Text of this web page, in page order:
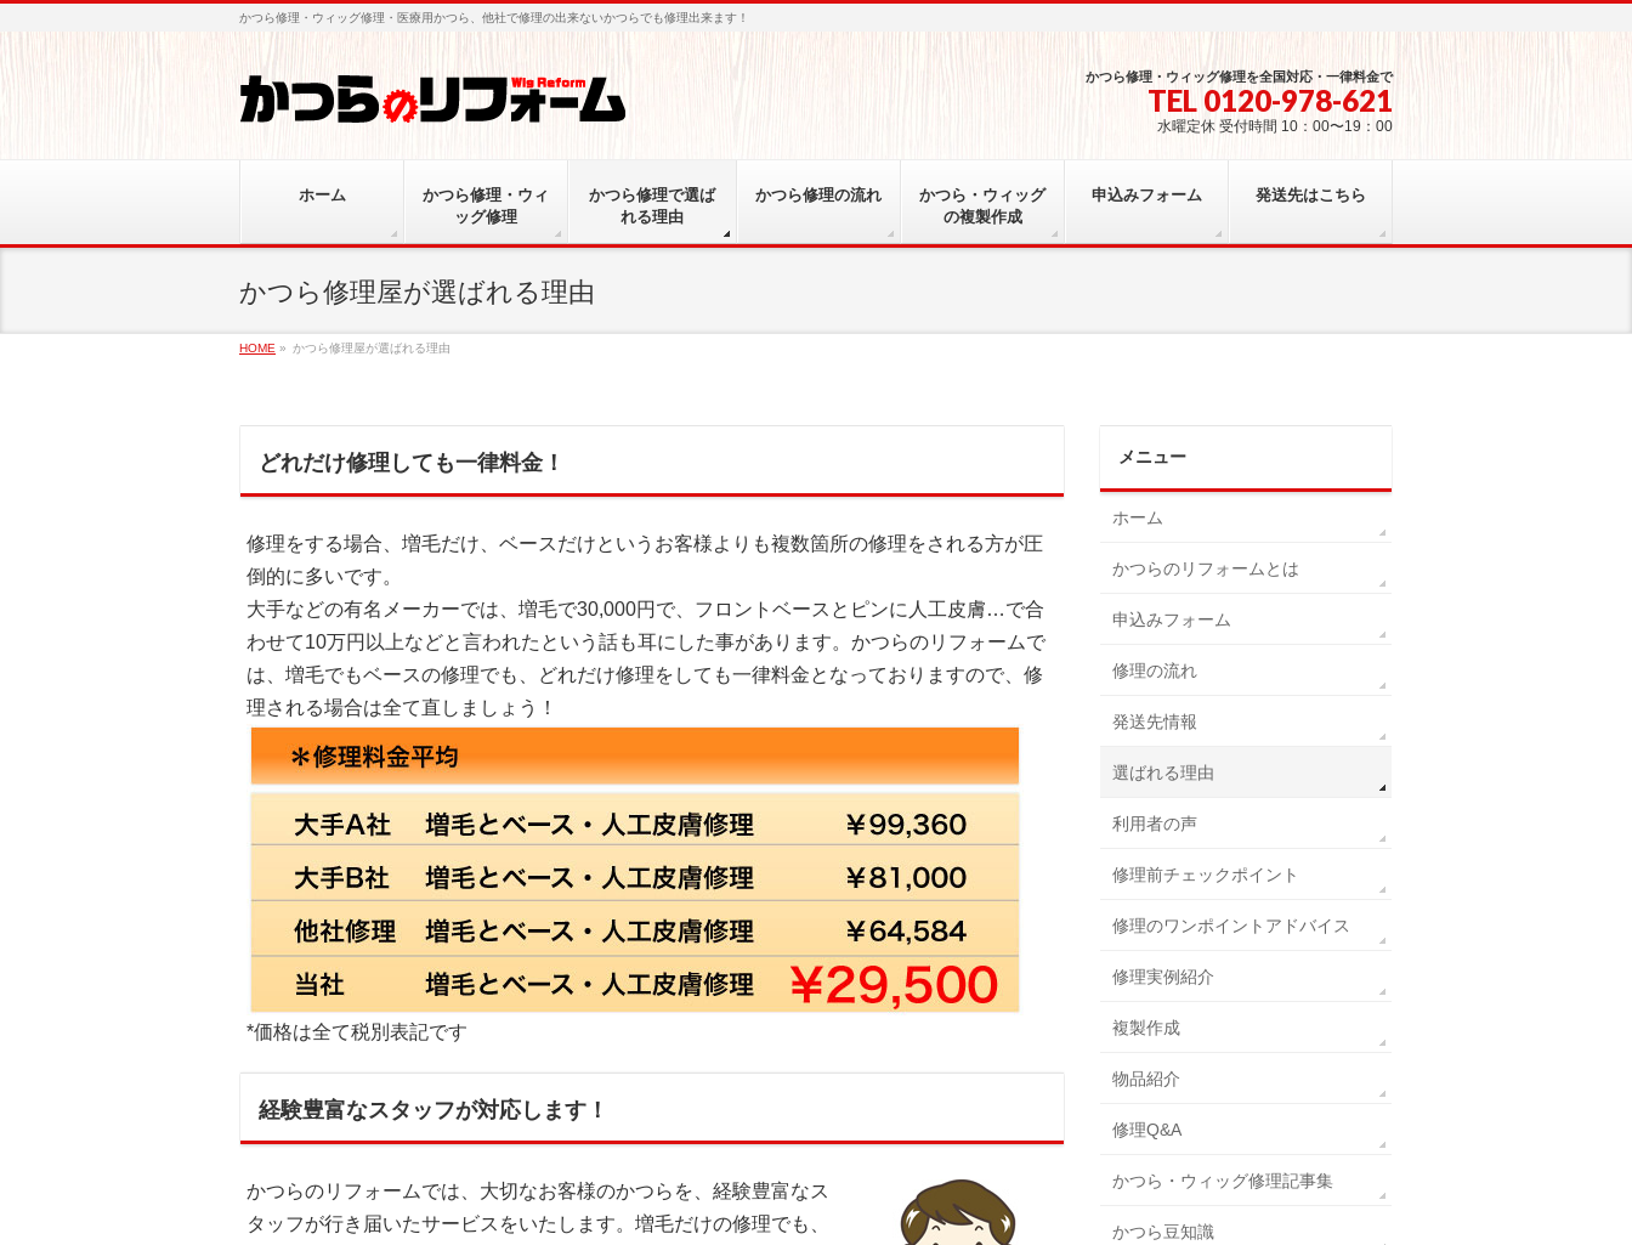
かつら修理・ウィッグ修理・医療用かつら、他社で修理の出来ないかつらでも修理出来ます！
かつら修理・ウィッグ修理を全国対応・一律料金で
TEL 0120-978-621
水曜定休 受付時間 10：00〜19：00
ホーム
かつら修理・ウィ
ッグ修理
かつら修理で選ば
れる理由
かつら修理の流れ
かつら・ウィッグ
の複製作成
申込みフォーム 発送先はこちら
かつら修理屋が選ばれる理由
HOME » かつら修理屋が選ばれる理由
どれだけ修理しても一律料金！
修理をする場合、増毛だけ、ベースだけというお客様よりも複数箇所の修理をされる方が圧
倒的に多いです。
大手などの有名メーカーでは、増毛で30,000円で、フロントベースとピンに人工皮膚…で合
わせて10万円以上などと言われたという話も耳にした事があります。かつらのリフォームで
は、増毛でもベースの修理でも、どれだけ修理をしても一律料金となっておりますので、修
理される場合は全て直しましょう！
*価格は全て税別表記です
経験豊富なスタッフが対応します！
かつらのリフォームでは、大切なお客様のかつらを、経験豊富なス
タッフが行き届いたサービスをいたします。増毛だけの修理でも、
メニュー
ホーム
かつらのリフォームとは
申込みフォーム
修理の流れ
発送先情報
選ばれる理由
利用者の声
修理前チェックポイント
修理のワンポイントアドバイス
修理実例紹介
複製作成
物品紹介
修理Q&A
かつら・ウィッグ修理記事集
かつら豆知識